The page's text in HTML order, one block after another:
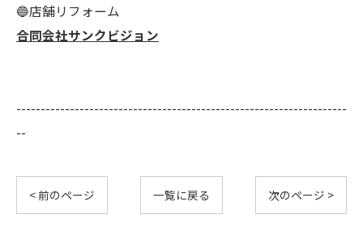
🔵店舗リフォーム
合同会社サンクビジョン
--------------------------------------------------------------------
--
< 前のページ 一覧に戻る 次のページ >